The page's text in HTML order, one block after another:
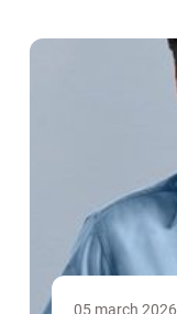
05 march 2026